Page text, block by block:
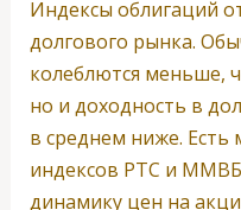
Индексы облигаций
долгового рынка.
колеблются меньше,
но и доходность в
в среднем ниже. Есть
индексов РТС и
динамику цен на